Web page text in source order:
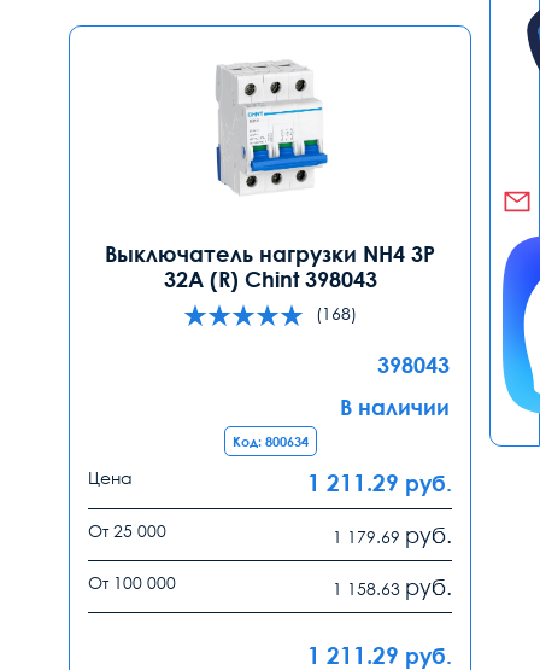
Выключатель нагрузки NH4 3P
32A (R) Chint 398043
(168)
398043
В наличии
Код: 800634
Цена 1 211.29 руб.
От 25 000 1 179.69 руб.
От 100 000 1 158.63 руб.
1 211.29 руб.